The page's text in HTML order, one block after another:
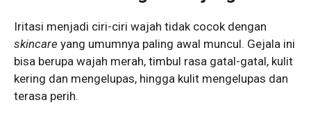
Iritasi menjadi ciri-ciri wajah tidak cocok dengan
skincare yang umumnya paling awal muncul. Gejala ini
bisa berupa wajah merah, timbul rasa gatal-gatal, kulit
kering dan mengelupas, hingga kulit mengelupas dan
terasa perih.